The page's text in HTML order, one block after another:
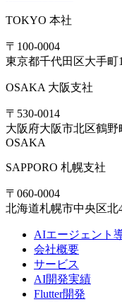
TOKYO 本社
〒100-0004
東京都千代田区大手町
OSAKA 大阪支社
〒530-0014
大阪府大阪市北区鶴野
OSAKA
SAPPORO 札幌支社
〒060-0004
北海道札幌市中央区北
AIエージェント
会社概要
サービス
AI開発実績
Flutter開発